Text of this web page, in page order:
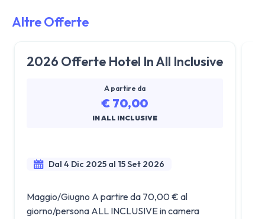
Altre Offerte
2026 Offerte Hotel In All Inclusive
A partire da
€ 70,00
IN ALL INCLUSIVE
Dal 4 Dic 2025 al 15 Set 2026
Maggio/Giugno A partire da 70,00 € al
giorno/persona ALL INCLUSIVE in camera